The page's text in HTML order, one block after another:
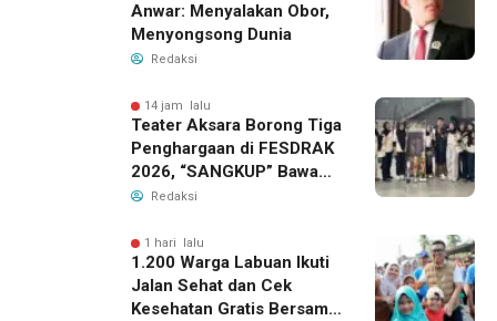
Anwar: Menyalakan Obor,
Menyongsong Dunia
Redaksi
14 jam lalu
Teater Aksara Borong Tiga
Penghargaan di FESDRAK
2026, “SANGKUP” Bawa
Pulang Juara 2 Grup
Redaksi
1 hari lalu
1.200 Warga Labuan Ikuti
Jalan Sehat dan Cek
Kesehatan Gratis Bersama